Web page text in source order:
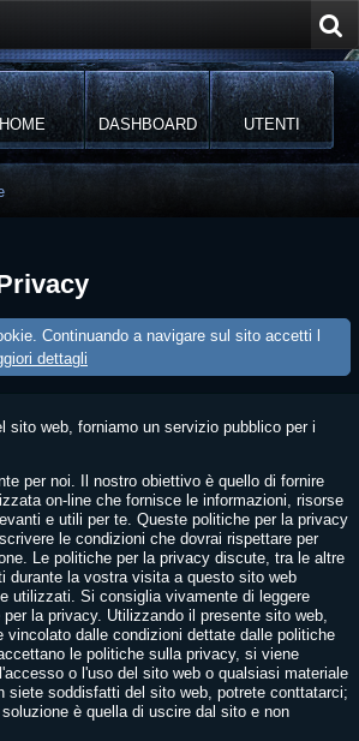
HOME DASHBOARD UTENTI
Continuando a navigare sul sito accetti l
dettagli
sito web, forniamo un servizio pubblico per i
per noi. Il nostro obiettivo è quello di fornire
on-line che fornisce le informazioni, risorse
e utili per te. Queste politiche per la privacy
le condizioni che dovrai rispettare per
Le politiche per la privacy discute, tra le altre
durante la vostra visita a questo sito web
utilizzati. Si consiglia vivamente di leggere
la privacy. Utilizzando il presente sito web,
vincolato dalle condizioni dettate dalle politiche
le politiche sulla privacy, si viene
o l'uso del sito web o qualsiasi materiale
siete soddisfatti del sito web, potrete conttatarci;
è quella di uscire dal sito e non